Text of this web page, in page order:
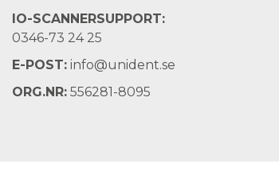
IO-SCANNERSUPPORT:
0346-73 24 25
E-POST: info@unident.se
ORG.NR: 556281-8095